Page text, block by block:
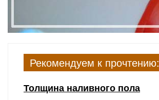
Рекомендуем к прочтению:
Толщина наливного пола